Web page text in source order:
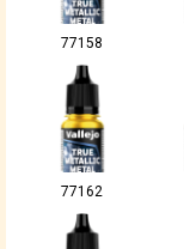
77158
77162